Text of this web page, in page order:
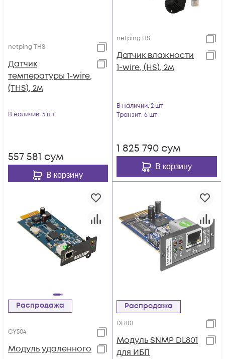
netping THS
Датчик
температуры 1-wire,
(THS), 2м
В наличии: 5 шт
557 581 сум
В корзину
netping HS
Датчик влажности
1-wire, (HS), 2м
В наличии: 2 шт
Транзит: 6 шт
1 825 790 сум
В корзину
Распродажа
CY504
Модуль удаленного
Распродажа
DL801
Модуль SNMP DL801
для ИБП